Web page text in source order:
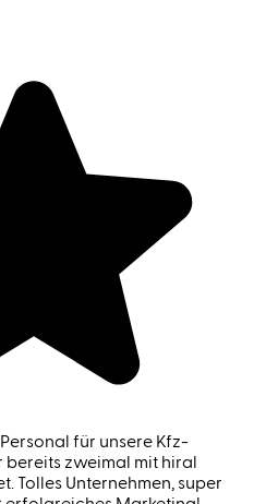
für unsere Kfz-
zweimal mit hiral
Tolles Unternehmen, super